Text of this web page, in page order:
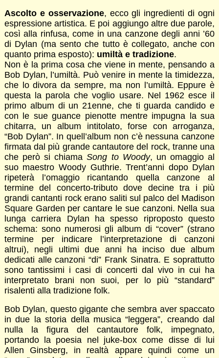
Ascolto e osservazione, ecco gli ingredienti di ogni
espressione artistica. E poi aggiungo altre due parole,
così alla rinfusa, come in una canzone degli anni ’60
di Dylan (ma sento che tutto è collegato, anche con
quanto prima esposto): umiltà e tradizione.
Non è la prima cosa che viene in mente, pensando a
Bob Dylan, l’umiltà. Può venire in mente la timidezza,
che lo divora da sempre, ma non l’umiltà. Eppure è
questa la parola che voglio usare. Nel 1962 esce il
primo album di un 21enne, che ti guarda candido e
con le sue guance pienotte mentre impugna la sua
chitarra, un album intitolato, forse con arroganza,
“Bob Dylan”. In quell’album non c’è nessuna canzone
firmata dal più grande cantautore del rock, tranne una
che però si chiamaSong to Woody, un omaggio al
suo maestro Woody Guthrie. Trent’anni dopo Dylan
ripeterà l’omaggio ricantando quella canzone al
termine del concerto-tributo dove decine tra i più
grandi cantanti rock erano saliti sul palco del Madison
Square Garden per cantare le sue canzoni. Nella sua
lunga carriera Dylan ha spesso riproposto questo
schema: sono numerosi gli album di “cover” (strano
termine per indicare l’interpretazione di canzoni
altrui), negli ultimi due anni ha inciso due album
dedicati alle canzoni “di” Frank Sinatra. E soprattutto
sono tantissimi i casi di concerti dal vivo in cui ha
interpretato brani non suoi, per lo più “standard”
risalenti alla tradizione folk.
Bob Dylan, questo gigante che sembra aver spaccato
in due la storia della musica “leggera”, creando dal
nulla la figura del cantautore folk, impegnato,
portando la poesia nel juke-box come disse di lui
Allen Ginsberg, in realtà appare quindi come un